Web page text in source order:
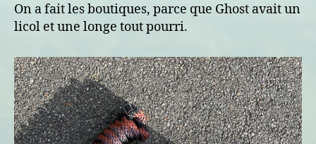
On a fait les boutiques, parce que Ghost avait un
licol et une longe tout pourri.